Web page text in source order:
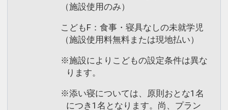
（施設使用のみ）
こどもF：食事・寝具なしの未就学児
（施設使用料無料または現地払い）
※施設によりこどもの設定条件は異な
ります。
※添い寝については、原則おとな1名
につき1名となります。尚、プラン